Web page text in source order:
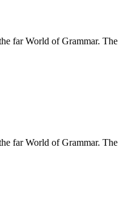
far World of Grammar. The
far World of Grammar. The